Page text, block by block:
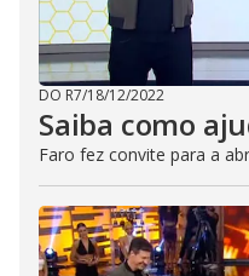
DO R7/18/12/2022
Saiba como
Faro fez convite para a